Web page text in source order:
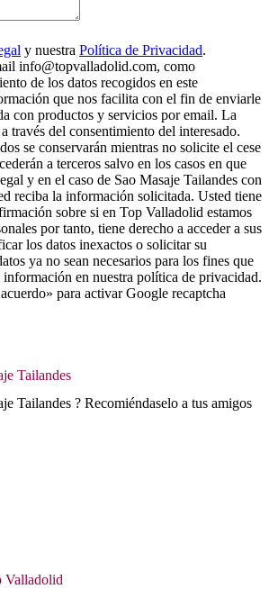
y nuestra Política de Privacidad.
info@topvalladolid.com, como
de los datos recogidos en este
que nos facilita con el fin de enviarle
con productos y servicios por email. La
través del consentimiento del interesado.
se conservarán mientras no solicite el cese
a terceros salvo en los casos en que
y en el caso de Sao Masaje Tailandes con
reciba la información solicitada. Usted tiene
sobre si en Top Valladolid estamos
por tanto, tiene derecho a acceder a sus
los datos inexactos o solicitar su
ya no sean necesarios para los fines que
en nuestra política de privacidad.
para activar Google recaptcha
Tailandes
Tailandes ? Recomiéndaselo a tus amigos
Valladolid